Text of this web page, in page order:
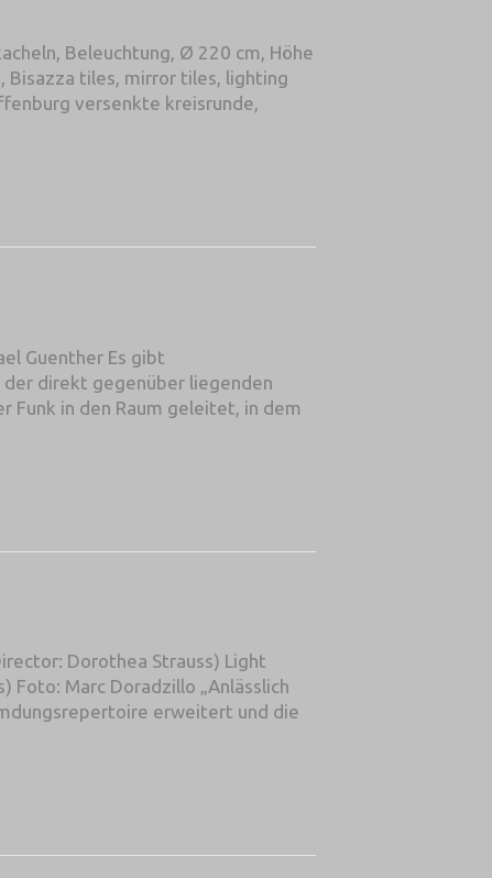
Beleuchtung, Ø 220 cm, Höhe
Bisazza tiles, mirror tiles, lighting
versenkte kreisrunde,
Guenther Es gibt
direkt gegenüber liegenden
Funk in den Raum geleitet, in dem
Dorothea Strauss) Light
Foto: Marc Doradzillo „Anlässlich
erweitert und die